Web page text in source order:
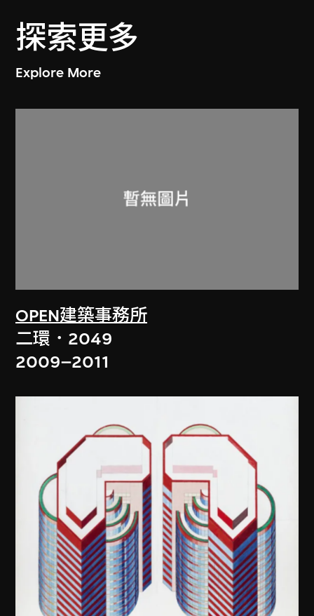
探索更多
Explore More
OPEN建築事務所
二環．2049
2009–2011